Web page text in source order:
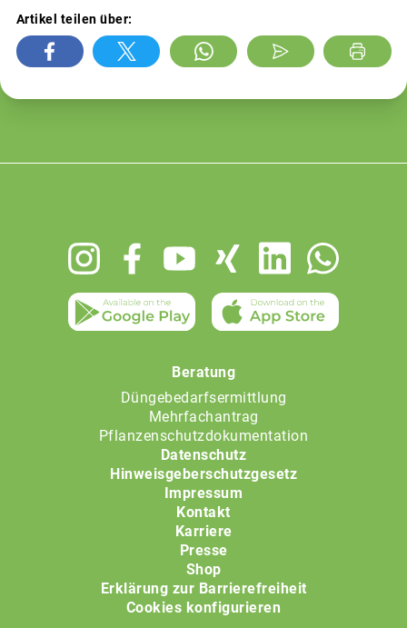
Artikel teilen über:
Beratung
Düngebedarfsermittlung
Mehrfachantrag
Pflanzenschutzdokumentation
Datenschutz
Hinweisgeberschutzgesetz
Impressum
Kontakt
Karriere
Presse
Shop
Erklärung zur Barrierefreiheit
Cookies konfigurieren